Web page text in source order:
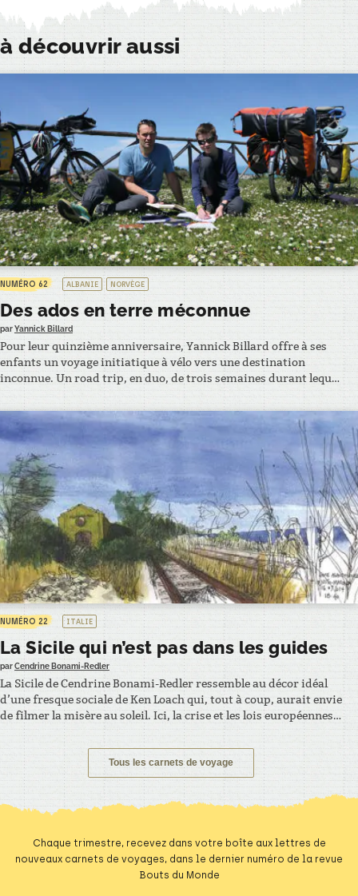
à découvrir aussi
NUMÉRO 62 ALBANIE NORVÈGE
Des ados en terre méconnue
parYannick Billard
Pour leur quinzième anniversaire, Yannick Billard offre à ses
enfants un voyage initiatique à vélo vers une destination
inconnue. Un road trip, en duo, de trois semaines durant lequel
il leur raconte ce qu’il a compris de la vie. Une belle façon
d’accompagner cette délicate transition entre enfance et âge
adulte qu’est l’adolescence. – EXTRAIT…
NUMÉRO 22 ITALIE
La Sicile qui n’est pas dans les guides
parCendrine Bonami-Redler
La Sicile de Cendrine Bonami-Redler ressemble au décor idéal
d’une fresque sociale de Ken Loach qui, tout à coup, aurait envie
de filmer la misère au soleil. Ici, la crise et les lois européennes
ont fini par façonner le paysage où souffle un esprit
particulier. – EXTRAIT – Nous, notre point d’attache était vers
Tous les carnets de voyage
Chaque trimestre, recevez dans votre boîte aux lettres de
nouveaux carnets de voyages, dans le dernier numéro de la revue
Bouts du Monde